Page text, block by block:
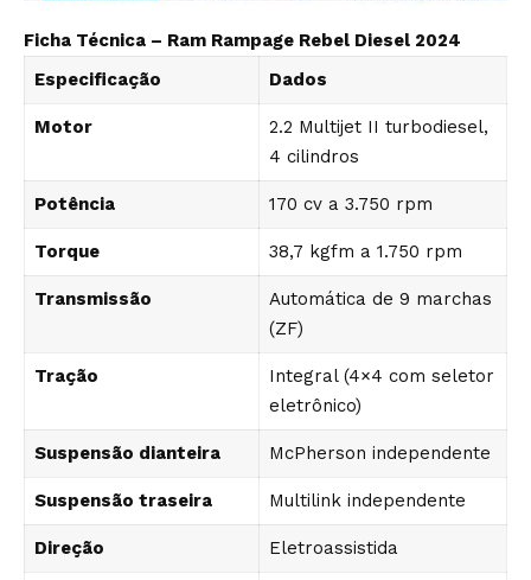
Ficha Técnica – Ram Rampage Rebel Diesel 2024
Especificação
Dados
Motor
2.2 Multijet II turbodiesel,
4 cilindros
Potência 170 cv a 3.750 rpm
Torque 38,7 kgfm a 1.750 rpm
Transmissão
Automática de 9 marchas
(ZF)
Tração
Integral (4×4 com seletor
eletrônico)
Suspensão dianteira McPherson independente
Suspensão traseira Multilink independente
Direção Eletroassistida